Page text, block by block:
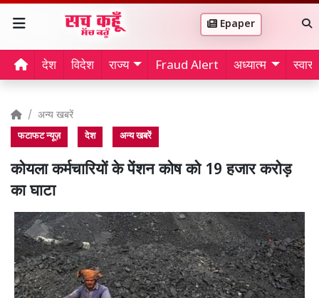
Epaper
देश विदेश राज्य Fraud Alert अध्यात्म
अन्य खबरें
फटाफट न्यूज़ देश अन्य खबरें
कोयला कर्मचारियों के पेंशन कोष को 19 हजार करोड़
का घाटा